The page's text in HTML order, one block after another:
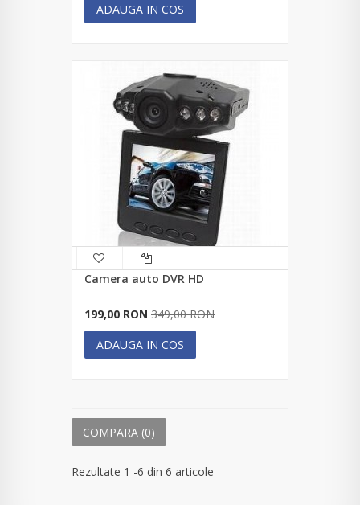
ADAUGA IN COS
Camera auto DVR HD
199,00 RON 349,00 RON
ADAUGA IN COS
COMPARA (0)
Rezultate 1 -6 din 6 articole